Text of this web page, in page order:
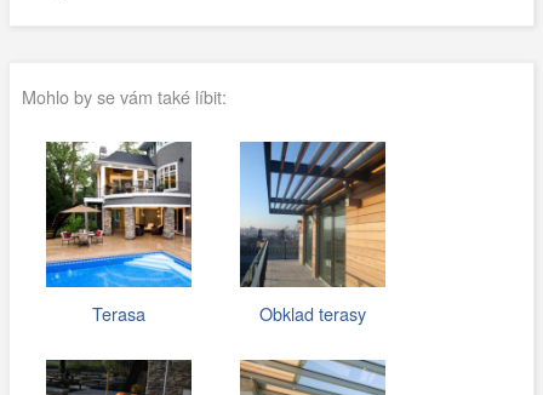
Mohlo by se vám také líbit:
Terasa Obklad terasy